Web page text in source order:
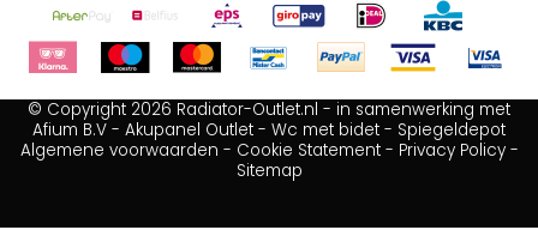
© Copyright 2026 Radiator-Outlet.nl - in samenwerking met
Afium B.V - Akupanel Outlet - Wc met bidet - Spiegeldepot
Algemene voorwaarden - Cookie Statement- Privacy Policy-
Sitemap